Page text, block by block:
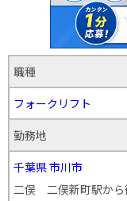
職種
フォークリフト
勤務地
千葉県市川市
二俣 二俣新町駅か